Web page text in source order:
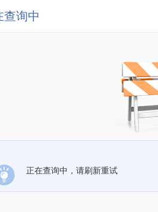
查询中
正在查询中，请刷新重试